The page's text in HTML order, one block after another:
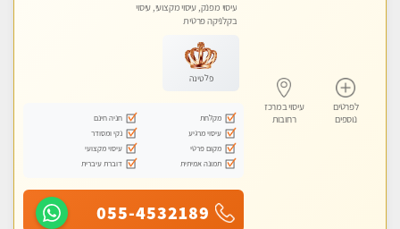
לפרטים
נוספים
עיסוי במרכז
רחובות
עיסוי מפנק, עיסוי מקצועי, עיסוי
בקלניקה פרטית
פלטינה
מקלחת
חניה חינם
עיסוי מרגיע
נקי ומסודר
מקום פרטי
עיסוי מקצועי
תמונה אמיתית
דוברת עיברית
055-4532189